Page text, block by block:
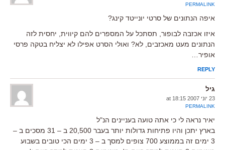
PERMALINK
איפה הנתונים של סרטי יונייטד קינג?
איזו אכזבה לבופור, תסתכל על המספרים להם קיווית, יחסית לזה
הנתונים מעט מאכזבים, לא? ואולי הסרט אפילו לא יצליח בטקה פרסי
אופיר…
REPLY
גיל
23 יוני 2007 at 18:15
PERMALINK
יאיר נראה לי כי אתה טועה בעניינים הנ"ל
בארץ יתכן והיו פתיחות גדולות יותר בעבר 20,500 ב – 31 מסכים ב –
3 ימים זה בממוצע 700 צופים למסך ב – 3 ימים הכי טובים בשבוע